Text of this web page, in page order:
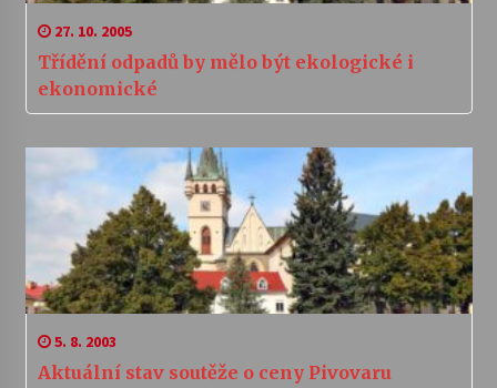
27. 10. 2005
Třídění odpadů by mělo být ekologické i
ekonomické
5. 8. 2003
Aktuální stav soutěže o ceny Pivovaru